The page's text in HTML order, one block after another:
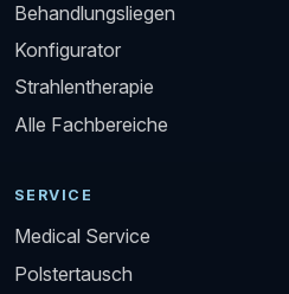
Behandlungsliegen
Konfigurator
Strahlentherapie
Alle Fachbereiche
SERVICE
Medical Service
Polstertausch